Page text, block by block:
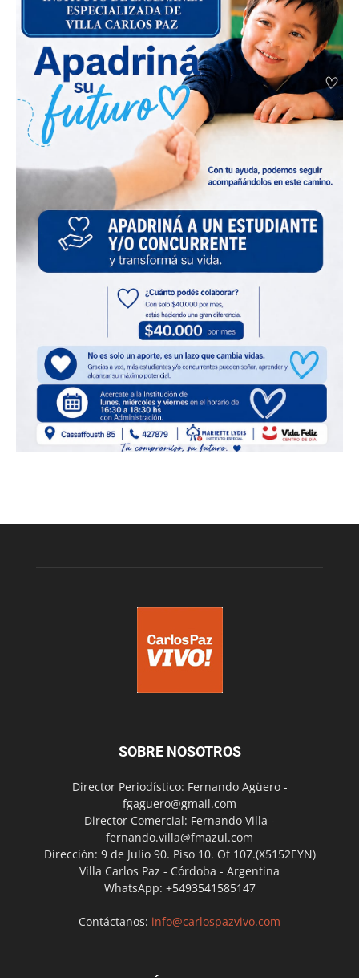
SOBRE NOSOTROS
Director Periodístico: Fernando Agüero -
fgaguero@gmail.com
Director Comercial: Fernando Villa -
fernando.villa@fmazul.com
Dirección: 9 de Julio 90. Piso 10. Of 107.(X5152EYN)
Villa Carlos Paz - Córdoba - Argentina
WhatsApp: +5493541585147
Contáctanos: info@carlospazvivo.com